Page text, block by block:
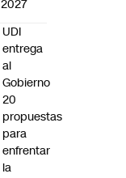
2027
UDI
entrega
al
Gobierno
20
propuestas
para
enfrentar
la